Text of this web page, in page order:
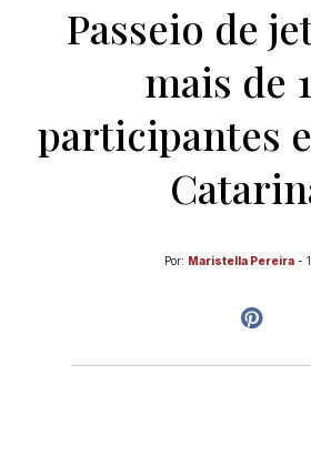
Passeio de
mais de
participantes
Por: Maristella Pereira -